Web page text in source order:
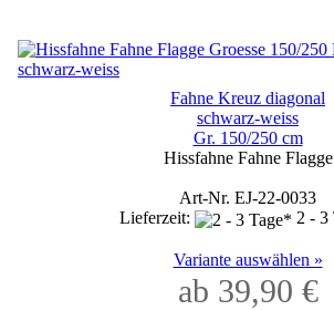
Fahne Kreuz diagonal
schwarz-weiss
Gr. 150/250 cm
Hissfahne Fahne Flagge
Art-Nr. EJ-22-0033
Lieferzeit:
2 - 3
Variante auswählen »
ab 39,90 €